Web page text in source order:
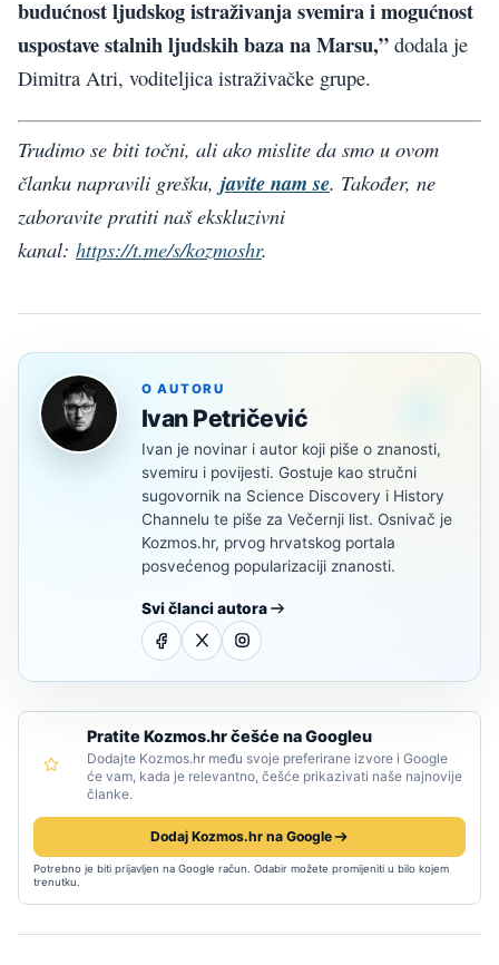
budućnost ljudskog istraživanja svemira i mogućnost
uspostave stalnih ljudskih baza na Marsu,” dodala je
Dimitra Atri, voditeljica istraživačke grupe.
Trudimo se biti točni, ali ako mislite da smo u ovom
članku napravili grešku, javite nam se. Također, ne
zaboravite pratiti naš ekskluzivni
kanal: https://t.me/s/kozmoshr.
O AUTORU
Ivan Petričević
Ivan je novinar i autor koji piše o znanosti,
svemiru i povijesti. Gostuje kao stručni
sugovornik na Science Discovery i History
Channelu te piše za Večernji list. Osnivač je
Kozmos.hr, prvog hrvatskog portala
posvećenog popularizaciji znanosti.
Svi članci autora
Pratite Kozmos.hr češće na Googleu
Dodajte Kozmos.hr među svoje preferirane izvore i Google
će vam, kada je relevantno, češće prikazivati naše najnovije
članke.
Dodaj Kozmos.hr na Google
Potrebno je biti prijavljen na Google račun. Odabir možete promijeniti u bilo kojem
trenutku.